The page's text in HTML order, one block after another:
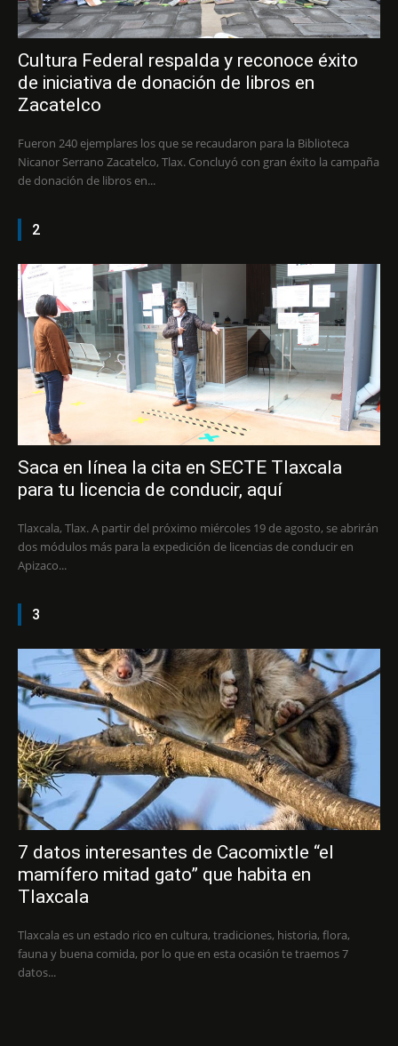
Cultura Federal respalda y reconoce éxito
de iniciativa de donación de libros en
Zacatelco
Fueron 240 ejemplares los que se recaudaron para la Biblioteca
Nicanor Serrano Zacatelco, Tlax. Concluyó con gran éxito la campaña
de donación de libros en...
2
Saca en línea la cita en SECTE Tlaxcala
para tu licencia de conducir, aquí
Tlaxcala, Tlax. A partir del próximo miércoles 19 de agosto, se abrirán
dos módulos más para la expedición de licencias de conducir en
Apizaco...
3
7 datos interesantes de Cacomixtle “el
mamífero mitad gato” que habita en
Tlaxcala
Tlaxcala es un estado rico en cultura, tradiciones, historia, flora,
fauna y buena comida, por lo que en esta ocasión te traemos 7
datos...